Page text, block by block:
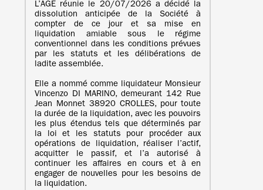
L’AGE réunie le 20/07/2026 a décidé la
dissolution anticipée de la Société à
compter de ce jour et sa mise en
liquidation amiable sous le régime
conventionnel dans les conditions prévues
par les statuts et les délibérations de
ladite assemblée.
Elle a nommé comme liquidateur Monsieur
Vincenzo DI MARINO, demeurant 142 Rue
Jean Monnet 38920 CROLLES, pour toute
la durée de la liquidation, avec les pouvoirs
les plus étendus tels que déterminés par
la loi et les statuts pour procéder aux
opérations de liquidation, réaliser l’actif,
acquitter le passif, et l’a autorisé à
continuer les affaires en cours et à en
engager de nouvelles pour les besoins de
la liquidation.